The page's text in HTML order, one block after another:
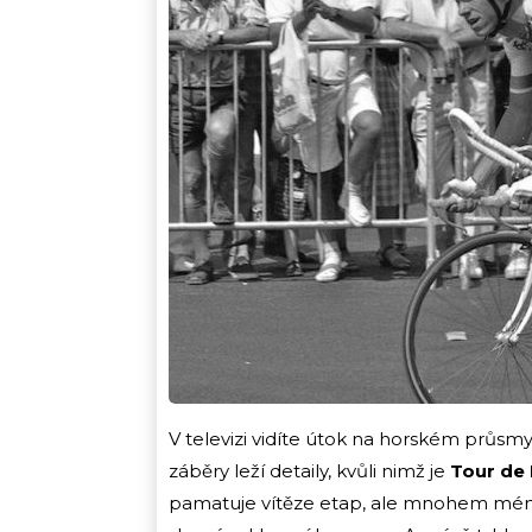
V televizi vidíte útok na horském
záběry leží detaily, kvůli nimž je Tour de
pamatuje vítěze etap, ale mnohem